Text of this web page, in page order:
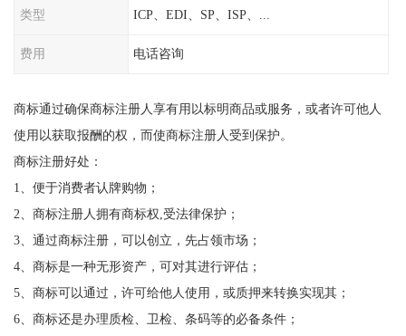
类型 ICP、EDI、SP、ISP、...
费用 电话咨询
商标通过确保商标注册人享有用以标明商品或服务，或者许可他人
使用以获取报酬的权，而使商标注册人受到保护。
商标注册好处：
1、便于消费者认牌购物；
2、商标注册人拥有商标权,受法律保护；
3、通过商标注册，可以创立，先占领市场；
4、商标是一种无形资产，可对其进行评估；
5、商标可以通过，许可给他人使用，或质押来转换实现其；
6、商标还是办理质检、卫检、条码等的必备条件；